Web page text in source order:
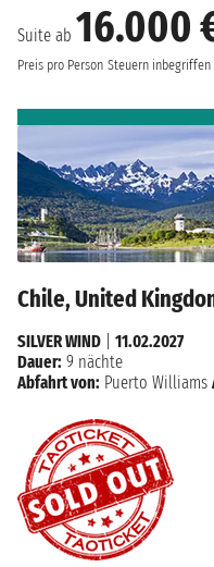
Suite ab 16.000
Preis pro Person Steuern inbegriffen
Chile, United
SILVER WIND
11.02.2027
Dauer: 9 nächte
Abfahrt von: Puerto Williams